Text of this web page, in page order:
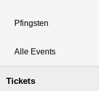
Pfingsten
Alle Events
Tickets